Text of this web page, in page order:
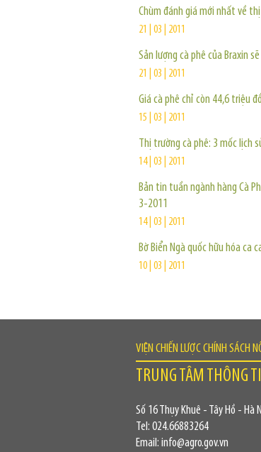
Chùm đánh giá mới nhất về
21 | 03 | 2011
Sản lượng cà phê của Braxin
21 | 03 | 2011
Giá cà phê chỉ còn 44,6 triệu
15 | 03 | 2011
Thị trường cà phê: 3 mốc lịch
14 | 03 | 2011
Bản tin tuần ngành hàng Cà
3-2011
14 | 03 | 2011
Bờ Biển Ngà quốc hữu hóa ca
10 | 03 | 2011
VIỆN CHIẾN LƯỢC CHÍNH SÁCH
TRUNG TÂM THÔNG
Số 16 Thụy Khuê - Tây Hồ - Hà
Tel: 024.66883264
Email: info@agro.gov.vn